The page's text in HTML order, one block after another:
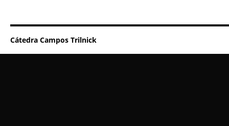
Cátedra Campos Trilnick